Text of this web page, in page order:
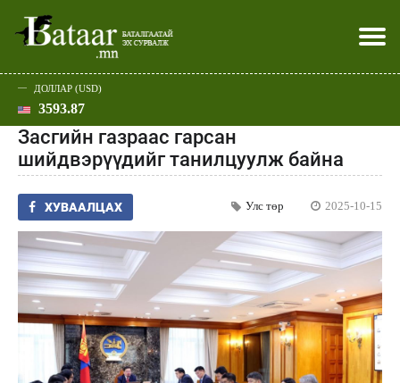
Эхлэл
Улс төр
Нийгэм
Эдийн засаг
Дэлхий
Спорт
Шар
Батаар юу хэлэв
Хэвлэл мэдээллээр
ДОЛЛАР (USD)
3593.87
Засгийн газраас гарсан
шийдвэрүүдийг танилцуулж байна
ХУВААЛЦАХ Улс төр 2025-10-15